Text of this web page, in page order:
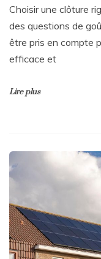
Choisir une clôture
des questions de
être pris en compte
efficace et
Lire plus